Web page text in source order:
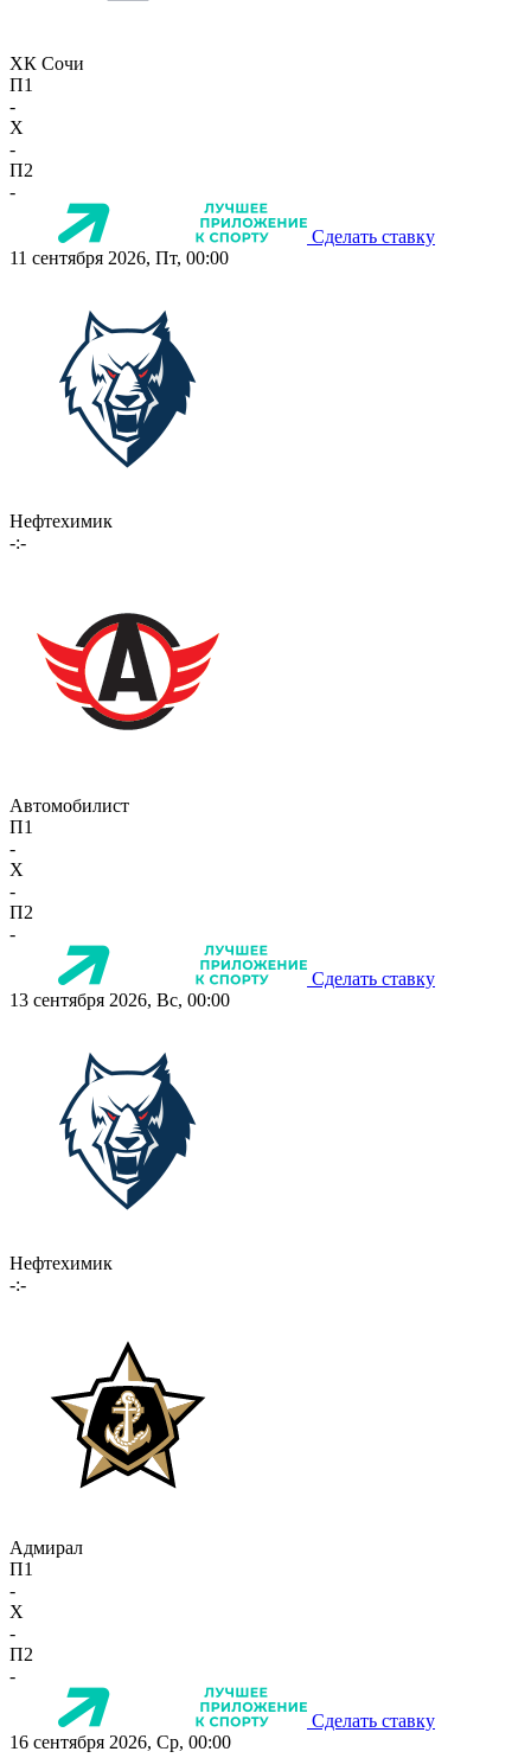
ХК Сочи
П1
-
X
-
П2
-
Сделать ставку
11 сентября 2026, Пт, 00:00
Нефтехимик
-:-
Автомобилист
П1
-
X
-
П2
-
Сделать ставку
13 сентября 2026, Вс, 00:00
Нефтехимик
-:-
Адмирал
П1
-
X
-
П2
-
Сделать ставку
16 сентября 2026, Ср, 00:00